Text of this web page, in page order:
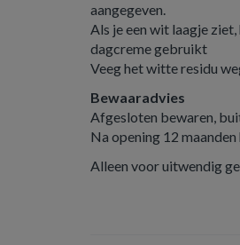
aangegeven.
Als je een wit laagje
dagcreme gebruikt
Veeg het witte residu
Bewaaradvies
Afgesloten bewaren,
Na opening 12
Alleen voor uitwendig